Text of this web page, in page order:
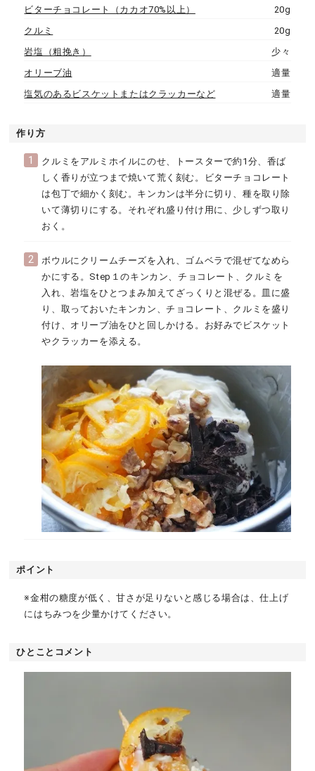
ビターチョコレート（カカオ70%以上）
20g
クルミ
20g
岩塩（粗挽き）
少々
オリーブ油
適量
塩気のあるビスケットまたはクラッカーなど
適量
作り方
1
クルミをアルミホイルにのせ、トースターで約1分、香ば
しく香りが立つまで焼いて荒く刻む。ビターチョコレート
は包丁で細かく刻む。キンカンは半分に切り、種を取り除
いて薄切りにする。それぞれ盛り付け用に、少しずつ取り
おく。
2
ボウルにクリームチーズを入れ、ゴムベラで混ぜてなめら
かにする。Step１のキンカン、チョコレート、クルミを
入れ、岩塩をひとつまみ加えてざっくりと混ぜる。皿に盛
り、取っておいたキンカン、チョコレート、クルミを盛り
付け、オリーブ油をひと回しかける。お好みでビスケット
やクラッカーを添える。
ポイント
※金柑の糖度が低く、甘さが足りないと感じる場合は、仕上げ
にはちみつを少量かけてください。
ひとことコメント